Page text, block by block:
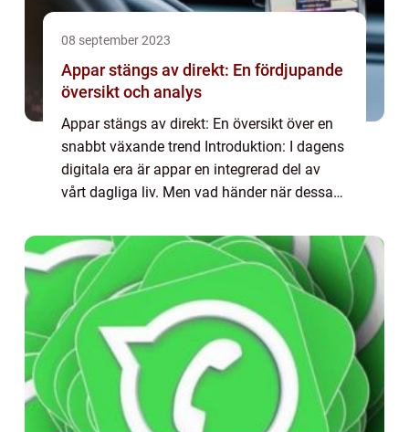
08 september 2023
Appar stängs av direkt: En fördjupande
översikt och analys
Appar stängs av direkt: En översikt över en
snabbt växande trend Introduktion: I dagens
digitala era är appar en integrerad del av
vårt dagliga liv. Men vad händer när dessa
fenomen har blivit allt mer vanligt ...